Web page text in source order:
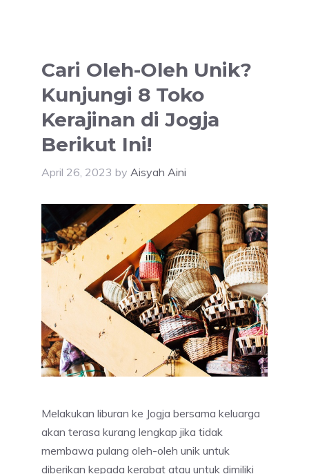
Cari Oleh-Oleh Unik?
Kunjungi 8 Toko
Kerajinan di Jogja
Berikut Ini!
April 26, 2023 by Aisyah Aini
Melakukan liburan ke Jogja bersama keluarga
akan terasa kurang lengkap jika tidak
membawa pulang oleh-oleh unik untuk
diberikan kepada kerabat atau untuk dimiliki